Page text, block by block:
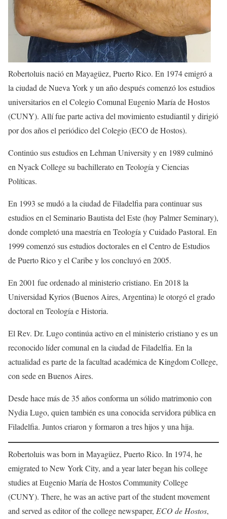
Robertoluis nació en Mayagüez, Puerto Rico. En 1974 emigró a
la ciudad de Nueva York y un año después comenzó los estudios
universitarios en el Colegio Comunal Eugenio María de Hostos
(CUNY). Allí fue parte activa del movimiento estudiantil y dirigió
por dos años el periódico del Colegio (ECO de Hostos).
Continúo sus estudios en Lehman University y en 1989 culminó
en Nyack College su bachillerato en Teología y Ciencias
Políticas.
En 1993 se mudó a la ciudad de Filadelfia para continuar sus
estudios en el Seminario Bautista del Este (hoy Palmer Seminary),
donde completó una maestría en Teología y Cuidado Pastoral. En
1999 comenzó sus estudios doctorales en el Centro de Estudios
de Puerto Rico y el Caribe y los concluyó en 2005.
En 2001 fue ordenado al ministerio cristiano. En 2018 la
Universidad Kyrios (Buenos Aires, Argentina) le otorgó el grado
doctoral en Teología e Historia.
El Rev. Dr. Lugo continúa activo en el ministerio cristiano y es un
reconocido líder comunal en la ciudad de Filadelfia. En la
actualidad es parte de la facultad académica de Kingdom College,
con sede en Buenos Aires.
Desde hace más de 35 años conforma un sólido matrimonio con
Nydia Lugo, quien también es una conocida servidora pública en
Filadelfia. Juntos criaron y formaron a tres hijos y una hija.
Robertoluis was born in Mayagüez, Puerto Rico. In 1974, he
emigrated to New York City, and a year later began his college
studies at Eugenio María de Hostos Community College
(CUNY). There, he was an active part of the student movement
and served as editor of the college newspaper, ECO de Hostos,